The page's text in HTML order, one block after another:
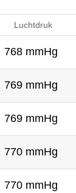
Luchtdruk
768 mmHg
769 mmHg
769 mmHg
770 mmHg
770 mmHg